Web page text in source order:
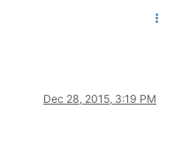
Dec 28, 2015, 3:19 PM